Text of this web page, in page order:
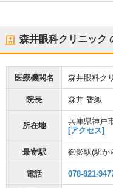
森井眼科クリニック
医療機関名 森井眼科ク
院長 森井 香織
所在地
兵庫県神戸
[アクセス]
最寄駅 御影駅(駅か
電話 078-821-